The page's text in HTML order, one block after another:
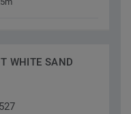
WHITE SAND